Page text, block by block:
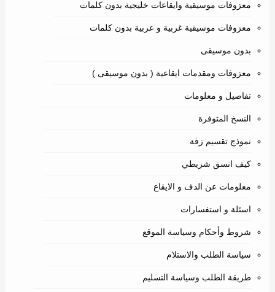
معزوفات موسيقية وايقاعات خليجية بدون كلمات
معزوفات موسيقية غربية و عربية بدون كلمات
بدون موسيقى
معزوفات ومقدمات ايقاعية ( بدون موسيقى )
تفاصيل و معلومات
النسخ المتوفرة
نموذج تقسيم زفة
كيف انسق شريطي
معلومات عن الدف و الايقاع
اسئلة و استفسارات
شروط وأحكام وسياسة الموقع
سياسة الطلب والاستلام
طريقة الطلب وسياسة التسليم